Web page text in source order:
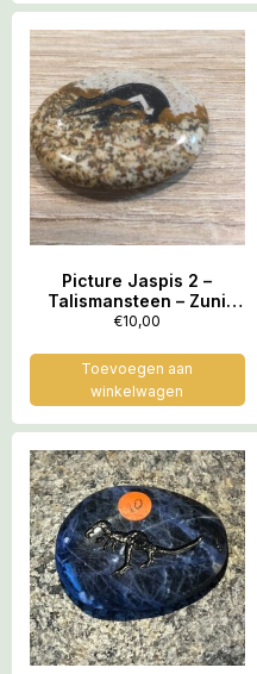
Picture Jaspis 2 –
Talismansteen – Zuni
beer = Gelukssymbool
€10,00
Toevoegen aan
winkelwagen